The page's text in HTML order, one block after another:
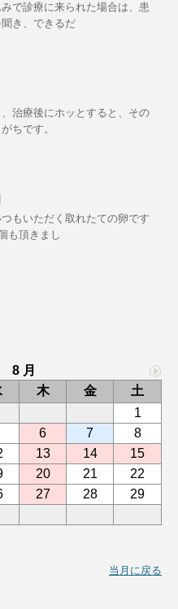
で診療に来られた場合は、患
き、できるだ
治療後にホッとすると、その
ちです。
もいただく取れたての卵です
も頂きまし
8 月
木 金
土
1
6 7
8
13 14
15
20 21
22
27 28
29
当月に戻る